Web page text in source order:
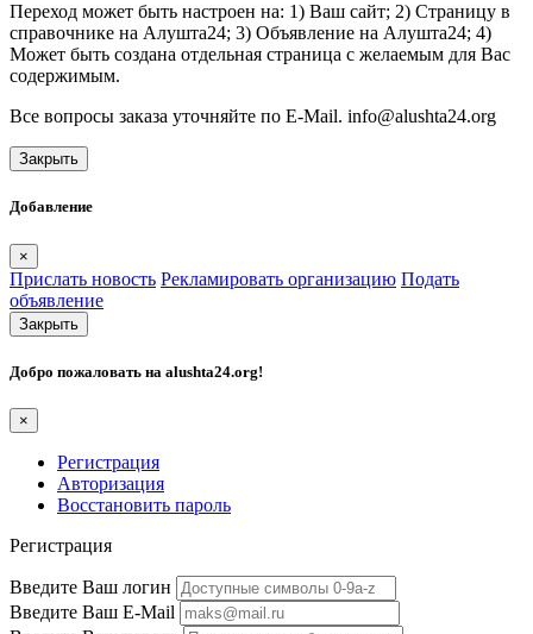
Переход может быть настроен на: 1) Ваш сайт; 2) Страницу в
справочнике на Алушта24; 3) Объявление на Алушта24; 4)
Может быть создана отдельная страница с желаемым для Вас
содержимым.
Все вопросы заказа уточняйте по E-Mail. info@alushta24.org
Закрыть
Добавление
×
Прислать новость Рекламировать организацию Подать
объявление
Закрыть
Добро пожаловать на alushta24.org!
×
Регистрация
Авторизация
Восстановить пароль
Регистрация
Введите Ваш логин
Введите Ваш E-Mail